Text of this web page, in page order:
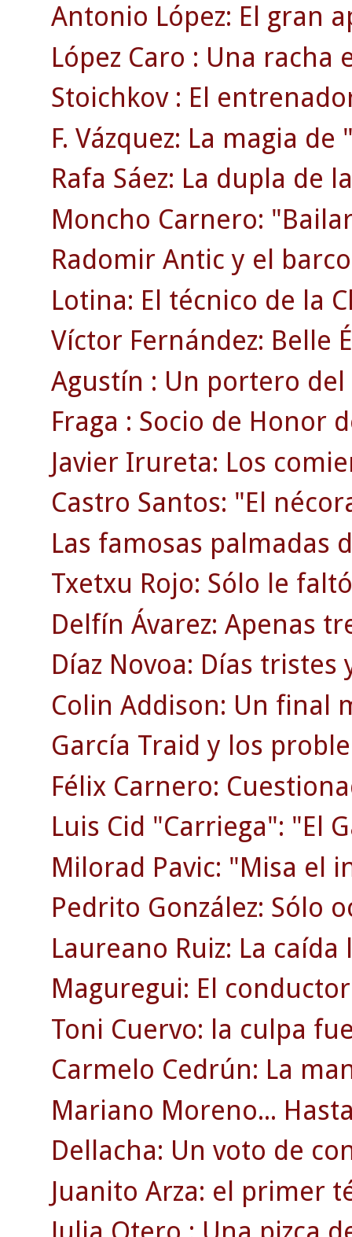
Antonio López: El gran
López Caro : Una racha
Stoichkov : El
F. Vázquez: La magia
Rafa Sáez: La dupla de
Moncho Carnero:
Radomir Antic y el
Lotina: El técnico de la
Víctor Fernández: Belle
Agustín : Un portero del
Fraga : Socio de Honor
Javier Irureta: Los
Castro Santos: "El
Las famosas palmadas
Txetxu Rojo: Sólo le
Delfín Ávarez: Apenas
Díaz Novoa: Días tristes
Colin Addison: Un final
García Traid y los
Félix Carnero:
Luis Cid "Carriega": "El
Milorad Pavic: "Misa el
Pedrito González: Sólo
Laureano Ruiz: La
Maguregui: El
Toni Cuervo: la culpa
Carmelo Cedrún: La
Mariano Moreno...
Dellacha: Un voto de
Juanito Arza: el primer